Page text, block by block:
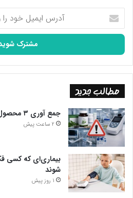
آدرس
ایمیل
خود
وارد
کنید
مطالب جدید
جمع آوری ۳ محصول سلامت‌محور از بازار/ اسامی
2 ساعت پیش
بیماری‌ای که کسی
شوند
1 روز پیش